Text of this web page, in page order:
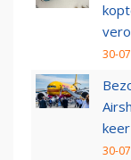
30-
keer
30-